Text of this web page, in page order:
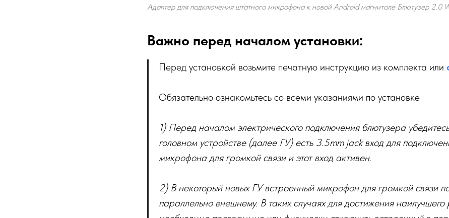
Адаптер для подключения штатного микрофона к новой Android магнитоле Блютузер 2.0
Важно перед началом установки:
Перед установкой возьмите печатную инструкцию из комплекта или
Обязательно ознакомьтесь со всеми указаниями по установке
1) Перед началом электрического подключения блютузера
головном устройстве (далее ГУ) есть 3.5mm jack вход для
микрофона для громкой связи и этот вход активен.
2) В некоторый новых ГУ встроенный микрофон для громкой связи
параллельно внешнему. В таких случаях для достижения наилучшего